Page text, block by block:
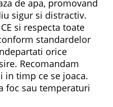
de apa, promovand
sigur si distractiv.
si respecta toate
standardelor
orice
Recomandam
in timp ce se joaca.
foc sau temperaturi